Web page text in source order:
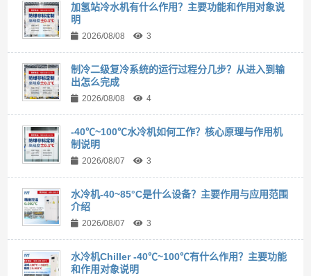
加氢站冷水机有什么作用？主要功能和作用对象说
明
2026/08/08 3
制冷二级复冷系统的运行过程分几步？从进入到输
出怎么完成
2026/08/08 4
-40℃~100℃水冷机如何工作？核心原理与作用机
制说明
2026/08/07 3
水冷机-40~85°C是什么设备？主要作用与应用范围
介绍
2026/08/07 3
水冷机Chiller -40℃~100℃有什么作用？主要功能
和作用对象说明